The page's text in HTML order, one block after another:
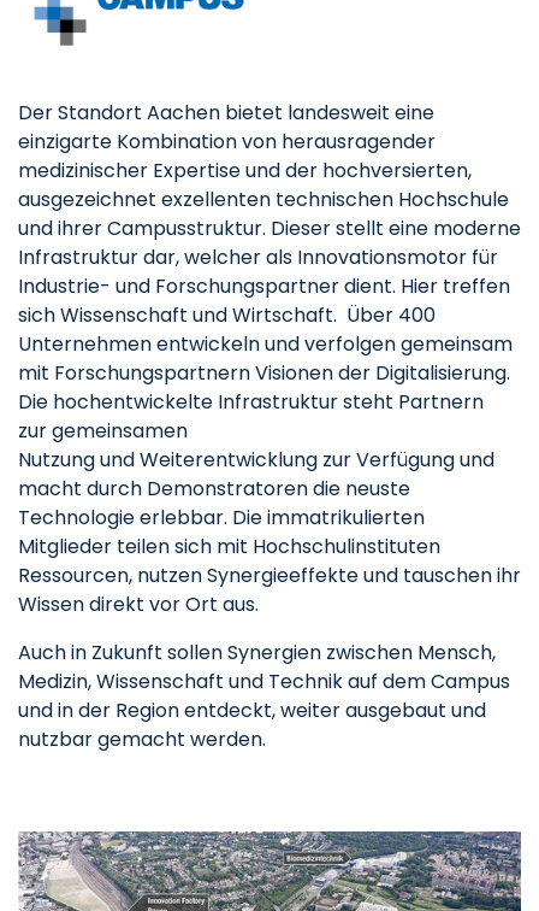
Der Standort Aachen bietet landesweit eine
einzigarte Kombination von herausragender
medizinischer Expertise und der hochversierten,
ausgezeichnet exzellenten technischen Hochschule
und ihrer Campusstruktur. Dieser stellt eine moderne
Infrastruktur dar, welcher als Innovationsmotor für
Industrie- und Forschungspartner dient. Hier treffen
sich Wissenschaft und Wirtschaft. Über 400
Unternehmen entwickeln und verfolgen gemeinsam
mit Forschungspartnern Visionen der Digitalisierung.
Die hochentwickelte Infrastruktur steht Partnern
zur gemeinsamen
Nutzung und Weiterentwicklung zur Verfügung​ und
macht durch Demonstratoren die neuste
Technologie erlebbar. Die immatrikulierten
Mitglieder teilen sich mit Hochschulinstituten
Ressourcen, nutzen Synergieeffekte und tauschen ihr
Wissen direkt vor Ort aus.
Auch in Zukunft sollen Synergien zwischen Mensch,
Medizin, Wissenschaft und Technik auf dem Campus
und in der Region entdeckt, weiter ausgebaut und
nutzbar gemacht werden.